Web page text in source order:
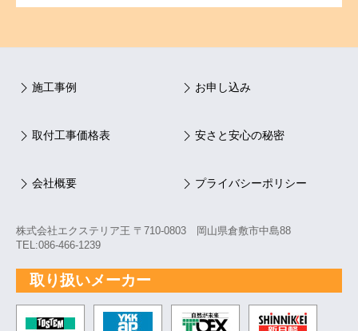
施工事例 お申し込み
取付工事価格表 安さと安心の秘密
会社概要 プライバシーポリシー
株式会社エクステリア王 〒710-0803 岡山県倉敷市中島88
TEL:086-466-1239
取り扱いメーカー
TOSTEM トステム
YKK 自然が未来 TOEX